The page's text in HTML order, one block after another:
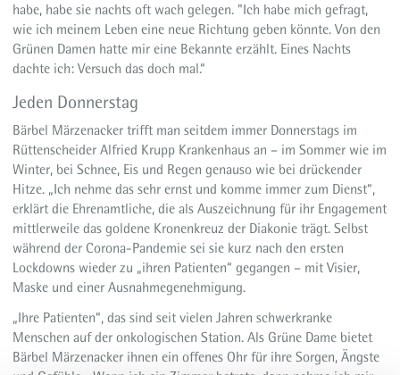
habe, habe sie nachts oft wach gelegen. "Ich habe mich gefragt,
wie ich meinem Leben eine neue Richtung geben könnte. Von den
Grünen Damen hatte mir eine Bekannte erzählt. Eines Nachts
dachte ich: Versuch das doch mal.“
Jeden Donnerstag
Bärbel Märzenacker trifft man seitdem immer Donnerstags im
Rüttenscheider Alfried Krupp Krankenhaus an – im Sommer wie im
Winter, bei Schnee, Eis und Regen genauso wie bei drückender
Hitze. „Ich nehme das sehr ernst und komme immer zum Dienst“,
erklärt die Ehrenamtliche, die als Auszeichnung für ihr Engagement
mittlerweile das goldene Kronenkreuz der Diakonie trägt. Selbst
während der Corona-Pandemie sei sie kurz nach den ersten
Lockdowns wieder zu „ihren Patienten“ gegangen – mit Visier,
Maske und einer Ausnahmegenehmigung.
„Ihre Patienten“, das sind seit vielen Jahren schwerkranke
Menschen auf der onkologischen Station. Als Grüne Dame bietet
Bärbel Märzenacker ihnen ein offenes Ohr für ihre Sorgen, Ängste